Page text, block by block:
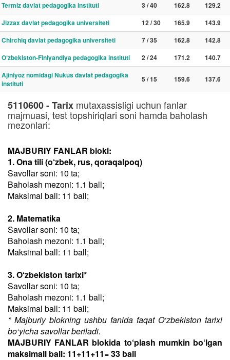
Termiz davlat pedagogika instituti
3 / 40 162.8
129.2
Jizzax davlat pedagogika universiteti
12 / 30 165.9
143.9
Chirchiq davlat pedagogika universiteti
7 / 35 162.8
142.8
O‘zbekiston-Finlyandiya pedagogika instituti
2 / 24 171.2
140.7
Ajiniyoz nomidagi Nukus davlat pedagogika
instituti
5 / 15 159.6 137.6
5110600 - Tarix mutaxassisligi uchun fanlar
majmuasi, test topshiriqlari soni hamda baholash
mezonlari:
MAJBURIY FANLAR bloki:
1. Ona tili (o‘zbek, rus, qoraqalpoq)
Savollar soni: 10 ta;
Baholash mezoni: 1.1 ball;
Maksimal ball: 11 ball;
2. Matematika
Savollar soni: 10 ta;
Baholash mezoni: 1.1 ball;
Maksimal ball: 11 ball;
3. O‘zbekiston tarixi*
Savollar soni: 10 ta;
Baholash mezoni: 1.1 ball;
Maksimal ball: 11 ball;
* Majburiy blokning ushbu fanida faqat O‘zbekiston tarixi
bo‘yicha savollar beriladi.
MAJBURIY FANLAR blokida to‘plash mumkin bo‘lgan
maksimall ball: 11+11+11= 33 ball